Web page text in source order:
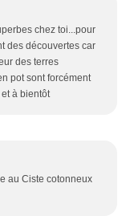
chez toi...pour
des découvertes car
des terres
pot sont forcément
à bientôt
au Ciste cotonneux